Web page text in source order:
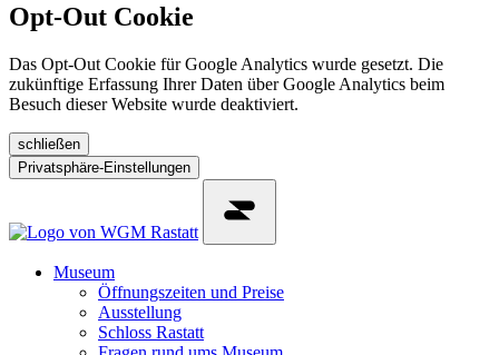
Opt-Out Cookie
Das Opt-Out Cookie für Google Analytics wurde gesetzt. Die
zukünftige Erfassung Ihrer Daten über Google Analytics beim
Besuch dieser Website wurde deaktiviert.
schließen
Privatsphäre-Einstellungen
Museum
Öffnungszeiten und Preise
Ausstellung
Schloss Rastatt